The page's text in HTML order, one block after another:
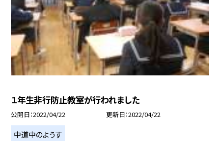
１年生非行防止教室が行われました
公開日 2022/04/22 更新日 2022/04/22
中道中のようす